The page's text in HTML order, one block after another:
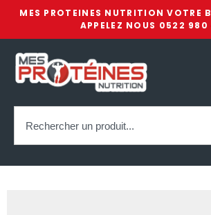
MES PROTEINES NUTRITION VOTRE
APPELEZ NOUS 0522 980